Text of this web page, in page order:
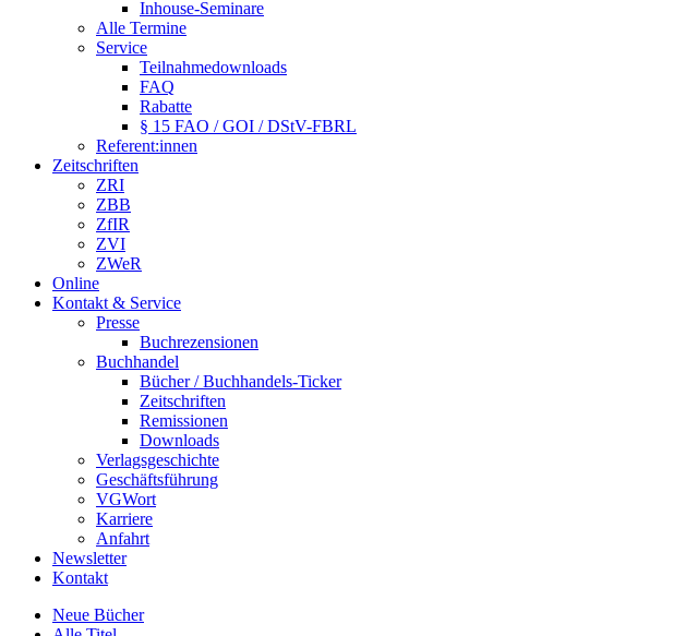
Inhouse-Seminare
Alle Termine
Service
Teilnahmedownloads
FAQ
Rabatte
§ 15 FAO / GOI / DStV-FBRL
Referent:innen
Zeitschriften
ZRI
ZBB
ZfIR
ZVI
ZWeR
Online
Kontakt & Service
Presse
Buchrezensionen
Buchhandel
Bücher / Buchhandels-Ticker
Zeitschriften
Remissionen
Downloads
Verlagsgeschichte
Geschäftsführung
VGWort
Karriere
Anfahrt
Newsletter
Kontakt
Neue Bücher